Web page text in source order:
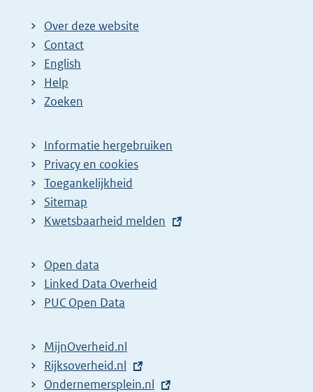
Over deze website
Contact
English
Help
Zoeken
Informatie hergebruiken
Privacy en cookies
Toegankelijkheid
Sitemap
E
t
e
r
l
i
Kwetsbaarheid melden
Open data
Linked Data Overheid
PUC Open Data
MijnOverheid.nl
E
x
Rijksoverheid.nl
E
Ondernemersplein.nl